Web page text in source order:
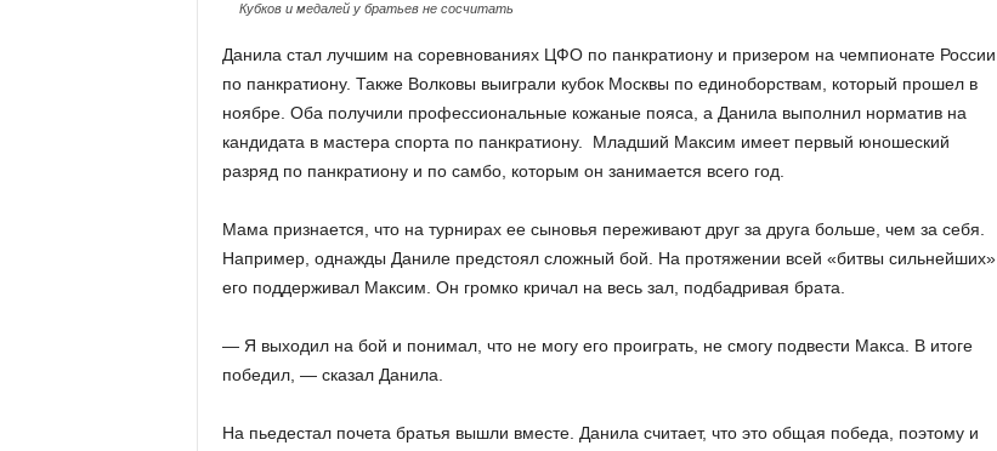
Кубков и медалей у братьев не сосчитать
Данила стал лучшим на соревнованиях ЦФО по панкратиону и призером на чемпионате России
по панкратиону. Также Волковы выиграли кубок Москвы по единоборствам, который прошел в
ноябре. Оба получили профессиональные кожаные пояса, а Данила выполнил норматив на
кандидата в мастера спорта по панкратиону. Младший Максим имеет первый юношеский
разряд по панкратиону и по самбо, которым он занимается всего год.
Мама признается, что на турнирах ее сыновья переживают друг за друга больше, чем за себя.
Например, однажды Даниле предстоял сложный бой. На протяжении всей «битвы сильнейших»
его поддерживал Максим. Он громко кричал на весь зал, подбадривая брата.
— Я выходил на бой и понимал, что не могу его проиграть, не смогу подвести Макса. В итоге
победил, — сказал Данила.
На пьедестал почета братья вышли вместе. Данила считает, что это общая победа, поэтому и